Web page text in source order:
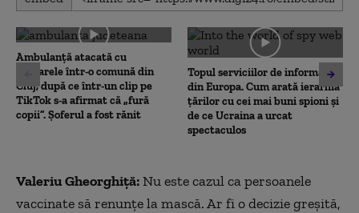
seconds
0
seconds
Ambulanţă atacată cu
topoarele într-o comună din
Cluj, după ce într-un clip pe
TikTok s-a afirmat că „fură
copii”. Șoferul a fost rănit
Topul serviciilor de informații
din Europa. Cum arată ierarhia
țărilor cu cei mai buni spioni și
de ce Ucraina a urcat
spectaculos
Valeriu Gheorghiță:Nu este cazul ca persoanele
vaccinate să renunțe la mască. Ar fi o decizie greșită,